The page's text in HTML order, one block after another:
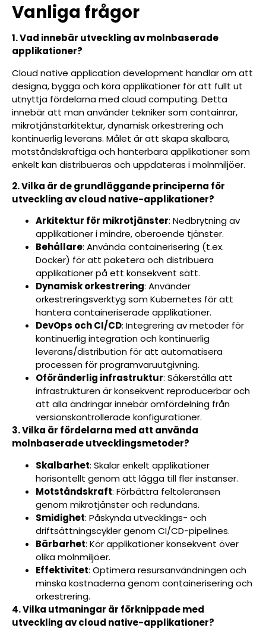
Vanliga frågor
1. Vad innebär utveckling av molnbaserade
applikationer?
Cloud native application development handlar om att
designa, bygga och köra applikationer för att fullt ut
utnyttja fördelarna med cloud computing. Detta
innebär att man använder tekniker som containrar,
mikrotjänstarkitektur, dynamisk orkestrering och
kontinuerlig leverans. Målet är att skapa skalbara,
motståndskraftiga och hanterbara applikationer som
enkelt kan distribueras och uppdateras i molnmiljöer.
2. Vilka är de grundläggande principerna för
utveckling av cloud native-applikationer?
Arkitektur för mikrotjänster: Nedbrytning av
applikationer i mindre, oberoende tjänster.
Behållare: Använda containerisering (t.ex.
Docker) för att paketera och distribuera
applikationer på ett konsekvent sätt.
Dynamisk orkestrering: Använder
orkestreringsverktyg som Kubernetes för att
hantera containeriserade applikationer.
DevOps och CI/CD: Integrering av metoder för
kontinuerlig integration och kontinuerlig
leverans/distribution för att automatisera
processen för programvaruutgivning.
Oföränderlig infrastruktur: Säkerställa att
infrastrukturen är konsekvent reproducerbar och
att alla ändringar innebär omfördelning från
versionskontrollerade konfigurationer.
3. Vilka är fördelarna med att använda
molnbaserade utvecklingsmetoder?
Skalbarhet: Skalar enkelt applikationer
horisontellt genom att lägga till fler instanser.
Motståndskraft: Förbättra feltoleransen
genom mikrotjänster och redundans.
Smidighet: Påskynda utvecklings- och
driftsättningscykler genom CI/CD-pipelines.
Bärbarhet: Kör applikationer konsekvent över
olika molnmiljöer.
Effektivitet: Optimera resursanvändningen och
minska kostnaderna genom containerisering och
orkestrering.
4. Vilka utmaningar är förknippade med
utveckling av cloud native-applikationer?